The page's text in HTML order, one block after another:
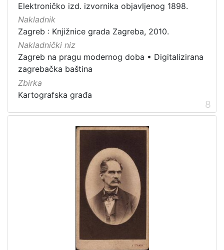
Elektroničko izd. izvornika objavljenog 1898.
Nakladnik
Zagreb : Knjižnice grada Zagreba, 2010.
Nakladnički niz
Zagreb na pragu modernog doba • Digitalizirana
zagrebačka baština
Zbirka
Kartografska građa
8